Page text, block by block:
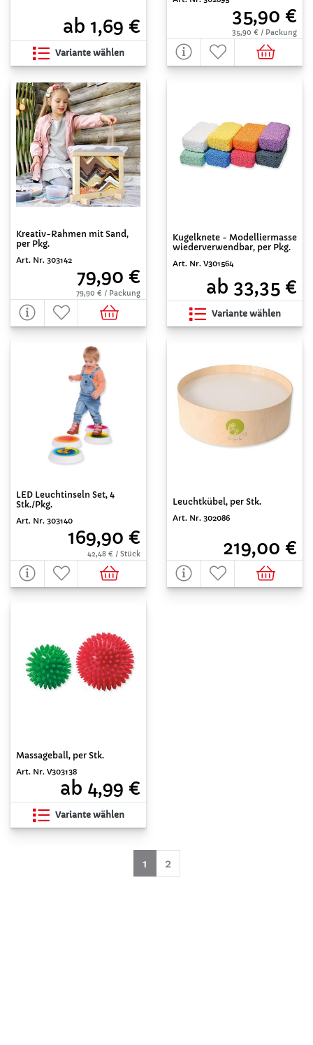
ab 1,69 €
Variante wählen
35,90 €
35,90 € / Packung
Kreativ-Rahmen mit Sand,
per Pkg.
Art. Nr. 303142
79,90 €
79,90 € / Packung
Kugelknete - Modelliermasse
wiederverwendbar, per Pkg.
Art. Nr. V301564
ab 33,35 €
Variante wählen
LED Leuchtinseln Set, 4
Stk./Pkg.
Art. Nr. 303140
169,90 €
42,48 € / Stück
Leuchtkübel, per Stk.
Art. Nr. 302086
219,00 €
Massageball, per Stk.
Art. Nr. V303138
ab 4,99 €
Variante wählen
1 (aktuell)
2